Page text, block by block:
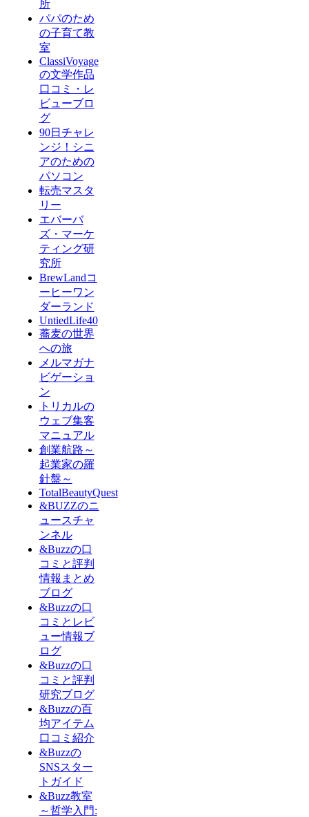
所
パパのため
の子育て教
室
ClassiVoyage
の文学作品
口コミ・レ
ビューブロ
グ
90日チャレ
ンジ！シニ
アのための
パソコン
転売マスタ
リー
エバーバ
ズ・マーケ
ティング研
究所
BrewLandコ
ーヒーワン
ダーランド
UntiedLife40
蕎麦の世界
への旅
メルマガナ
ビゲーショ
ン
トリカルの
ウェブ集客
マニュアル
創業航路～
起業家の羅
針盤～
TotalBeautyQuest
&BUZZのニ
ュースチャ
ンネル
&Buzzの口
コミと評判
情報まとめ
ブログ
&Buzzの口
コミとレビ
ュー情報ブ
ログ
&Buzzの口
コミと評判
研究ブログ
&Buzzの百
均アイテム
口コミ紹介
&Buzzの
SNSスター
トガイド
&Buzz教室
～哲学入門: